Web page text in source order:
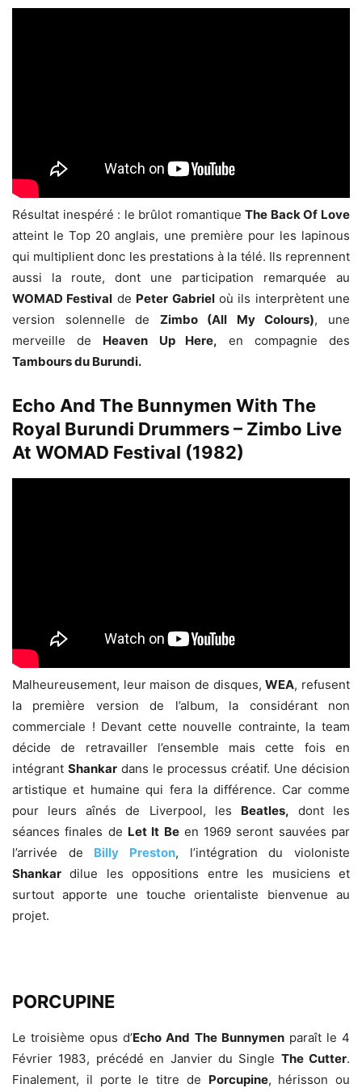
Résultat inespéré : le brûlot romantiqueThe Back Of Love
atteint le Top 20 anglais, une première pour les lapinous
qui multiplient donc les prestations à la télé. Ils reprennent
aussi la route, dont une participation remarquée au
WOMAD Festival de Peter Gabrieloù ils interprètent une
version solennelle de Zimbo (All My Colours), une
merveille de Heaven Up Here, en compagnie des
Tambours du Burundi.
Echo And The Bunnymen With The
Royal Burundi Drummers – Zimbo Live
At WOMAD Festival (1982)
Malheureusement, leur maison de disques,WEA, refusent
la première version de l’album, la considérant non
commerciale ! Devant cette nouvelle contrainte, la team
décide de retravailler l’ensemble mais cette fois en
intégrant Shankar dans le processus créatif. Une décision
artistique et humaine qui fera la différence. Car comme
pour leurs aînés de Liverpool, les Beatles, dont les
séances finales de Let It Been 1969 seront sauvées par
l’arrivée de Billy Preston, l’intégration du violoniste
Shankar dilue les oppositions entre les musiciens et
surtout apporte une touche orientaliste bienvenue au
projet.
PORCUPINE
Le troisième opus d’Echo And The Bunnymenparaît le 4
Février 1983, précédé en Janvier du Single The Cutter.
Finalement, il porte le titre de Porcupine, hérisson ou